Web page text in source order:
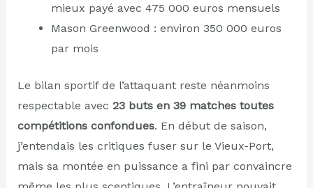
mieux payé avec 475 000 euros mensuels
Mason Greenwood : environ 350 000 euros
par mois
Le bilan sportif de l’attaquant reste néanmoins
respectable avec 23 buts en 39 matches toutes
compétitions confondues. En début de saison,
j’entendais les critiques fuser sur le Vieux-Port,
mais sa montée en puissance a fini par convaincre